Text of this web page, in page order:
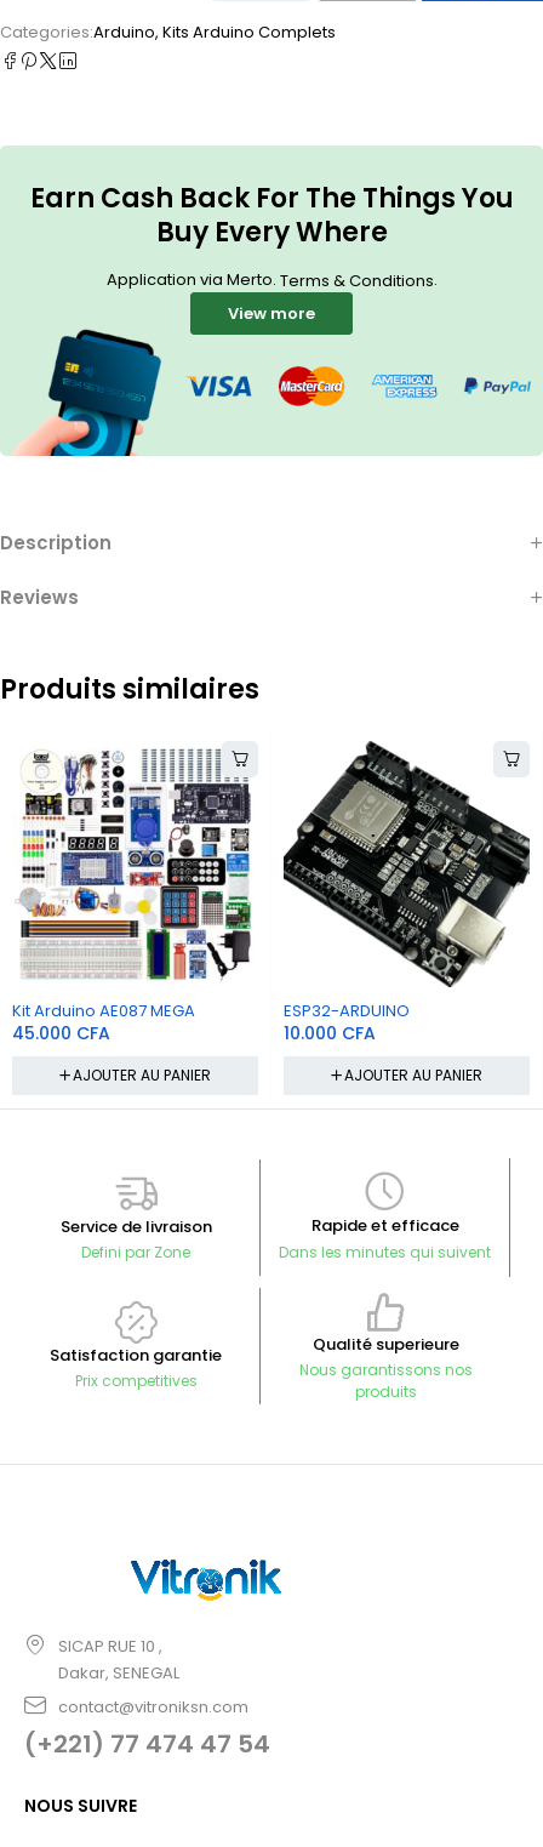
Categories:Arduino, Kits Arduino Complets
Earn Cash Back For The Things You
Buy Every Where
Application via Merto. Terms & Conditions.
View more
Description
Reviews
Produits similaires
Kit Arduino AE087 MEGA
45.000 CFA
AJOUTER AU PANIER
ESP32-ARDUINO
10.000 CFA
AJOUTER AU PANIER
Service de livraison
Defini par Zone
Rapide et efficace
Dans les minutes qui suivent
Satisfaction garantie
Prix competitives
Qualité superieure
Nous garantissons nos
produits
SICAP RUE 10 ,
Dakar, SENEGAL
contact@vitroniksn.com
(+221) 77 474 47 54
NOUS SUIVRE